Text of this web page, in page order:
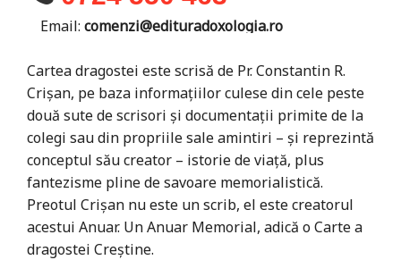
Email: comenzi@edituradoxologia.ro
Cartea dragostei este scrisă de Pr. Constantin R.
Crişan, pe baza informaţiilor culese din cele peste
două sute de scrisori şi documentaţii primite de la
colegi sau din propriile sale amintiri – şi reprezintă
conceptul său creator – istorie de viaţă, plus
fantezisme pline de savoare memorialistică.
Preotul Crişan nu este un scrib, el este creatorul
acestui Anuar. Un Anuar Memorial, adică o Carte a
dragostei Creştine.